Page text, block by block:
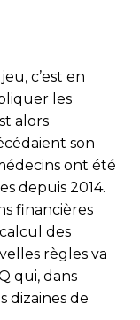
c’est en
les
alors
son
ont été
depuis 2014.
financières
des
règles va
qui, dans
dizaines de